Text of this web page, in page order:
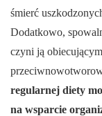
śmierć
Dodatkowo,
czyni ją
regularnej diety
na wsparcie